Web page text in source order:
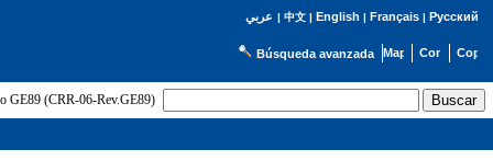
عربي | 中文| English | Français| Русский
Búsqueda avanzada
GE89 (CRR-06-Rev.GE89)